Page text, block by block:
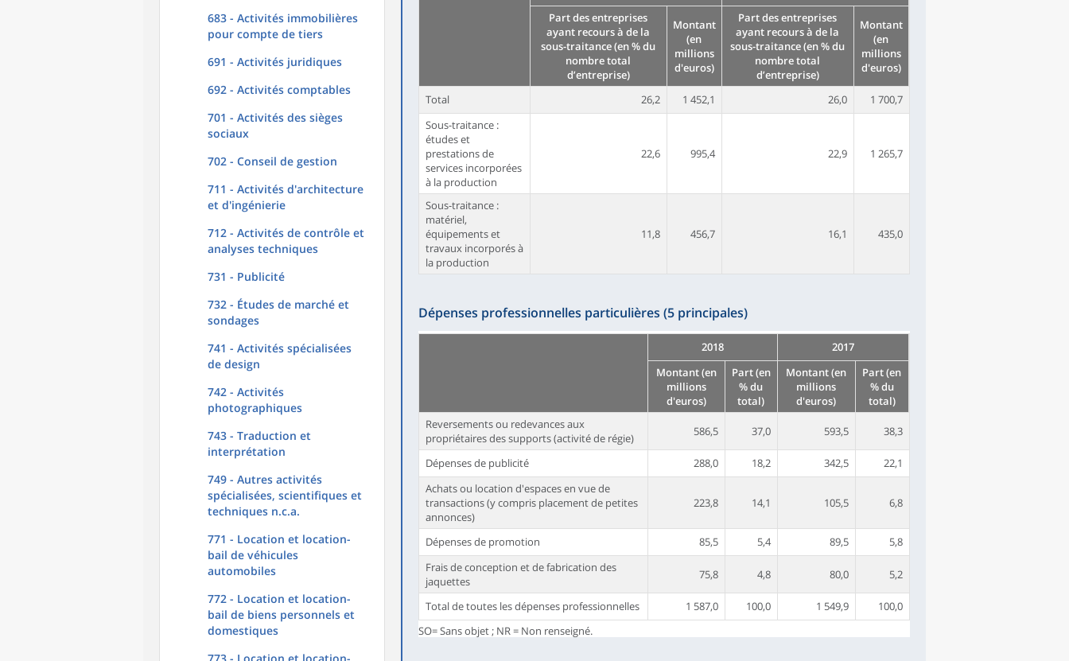
683 - Activités immobilières
pour compte de tiers
691 - Activités juridiques
692 - Activités comptables
701 - Activités des sièges
sociaux
702 - Conseil de gestion
711 - Activités d'architecture
et d'ingénierie
712 - Activités de contrôle et
analyses techniques
731 - Publicité
732 - Études de marché et
sondages
741 - Activités spécialisées
de design
742 - Activités
photographiques
743 - Traduction et
interprétation
749 - Autres activités
spécialisées, scientifiques et
techniques n.c.a.
771 - Location et location-
bail de véhicules
automobiles
772 - Location et location-
bail de biens personnels et
domestiques
Part des entreprises
ayant recours à de la
sous-traitance (en % du
nombre total
d’entreprise)
Montant
(en
millions
d'euros)
Part des entreprises
ayant recours à de la
sous-traitance (en % du
nombre total
d’entreprise)
Montant
(en
millions
d'euros)
Total 26,2 1 452,1 26,0
1 700,7
Sous-traitance :
études et
prestations de
services incorporées
à la production
22,6 995,4 22,9 1 265,7
Sous-traitance :
matériel,
équipements et
travaux incorporés à
la production
11,8 456,7 16,1 435,0
Dépenses professionnelles particulières (5 principales)
2018
2017
Montant (en
millions
d'euros)
Part (en
% du
total)
Montant (en
millions
d'euros)
Part (en
% du
total)
Reversements ou redevances aux
propriétaires des supports (activité de régie)
586,5 37,0 593,5 38,3
Dépenses de publicité 288,0 18,2 342,5
22,1
Achats ou location d'espaces en vue de
transactions (y compris placement de petites
annonces)
223,8 14,1 105,5 6,8
Dépenses de promotion 85,5 5,4 89,5
5,8
Frais de conception et de fabrication des
jaquettes
75,8 4,8 80,0 5,2
Total de toutes les dépenses professionnelles 1 587,0 100,0 1 549,9
100,0
SO= Sans objet ; NR = Non renseigné.